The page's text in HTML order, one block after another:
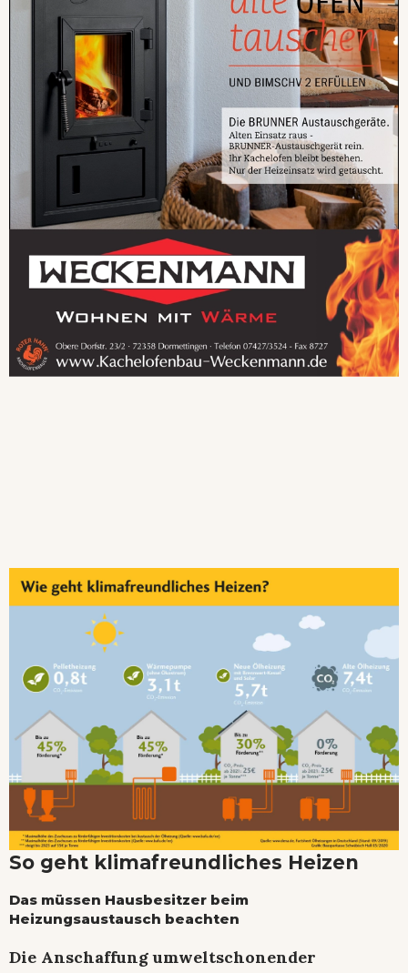
So geht klimafreundliches Heizen
Das müssen Hausbesitzer beim
Heizungsaustausch beachten
Die Anschaffung umweltschonender